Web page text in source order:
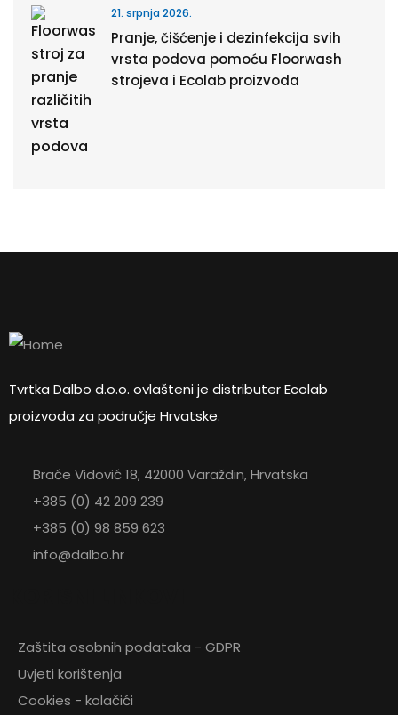
21. srpnja 2026.
Pranje, čišćenje i dezinfekcija svih
vrsta podova pomoću Floorwash
strojeva i Ecolab proizvoda
Tvrtka Dalbo d.o.o. ovlašteni je distributer Ecolab
proizvoda za područje Hrvatske.
Braće Vidović 18, 42000 Varaždin, Hrvatska
+385 (0) 42 209 239
+385 (0) 98 859 623
info@dalbo.hr
Zaštita osobnih podataka - GDPR
Uvjeti korištenja
Cookies - kolačići